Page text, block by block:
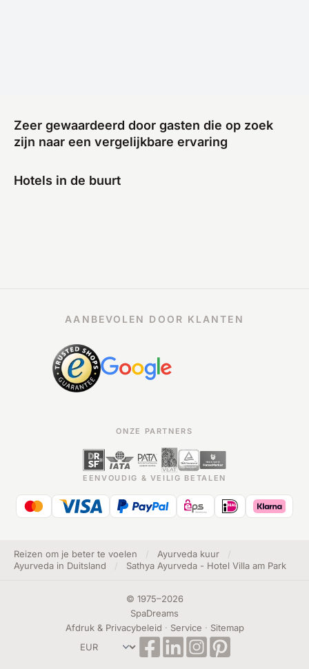
Zeer gewaardeerd door gasten die op zoek
zijn naar een vergelijkbare ervaring
Hotels in de buurt
AANBEVOLEN DOOR KLANTEN
ONZE PARTNERS
EENVOUDIG & VEILIG BETALEN
Reizen om je beter te voelen Ayurveda kuur
Ayurveda in Duitsland
Sathya Ayurveda - Hotel Villa am Park
© 1975–2026
SpaDreams
Afdruk & Privacybeleid · Service · Sitemap